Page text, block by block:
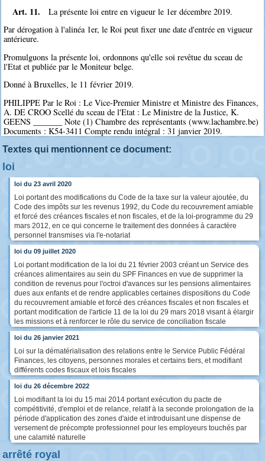
Art. 11.
La présente loi entre en vigueur le 1er décembre 2019.
Par dérogation à l'alinéa 1er, le Roi peut fixer une date d'entrée en vigueur
antérieure.
Promulguons la présente loi, ordonnons qu'elle soi revêtue du sceau de
l'Etat et publiée par le Moniteur belge.
Donné à Bruxelles, le 11 février 2019.
PHILIPPE Par le Roi : Le Vice-Premier Ministre et Ministre des Finances,
A. DE CROO Scellé du sceau de l'Etat : Le Ministre de la Justice, K.
GEENS _______ Note (1) Chambre des représentants (www.lachambre.be)
Documents : K54-3411 Compte rendu intégral : 31 janvier 2019.
Textes qui mentionnent ce document:
loi
loi du 23 avril 2020
Loi portant des modifications du Code de la taxe sur la valeur ajoutée, du
Code des impôts sur les revenus 1992, du Code du recouvrement amiable
et forcé des créances fiscales et non fiscales, et de la loi-programme du 29
mars 2012, en ce qui concerne le traitement des données à caractère
personnel transmises via l'e-notariat
loi du 09 juillet 2020
Loi portant modification de la loi du 21 février 2003 créant un Service des
créances alimentaires au sein du SPF Finances en vue de supprimer la
condition de revenus pour l'octroi d'avances sur les pensions alimentaires
dues aux enfants et de rendre applicables certaines dispositions du Code
du recouvrement amiable et forcé des créances fiscales et non fiscales et
portant modification de l'article 11 de la loi du 29 mars 2018 visant à élargir
les missions et à renforcer le rôle du service de conciliation fiscale
loi du 26 janvier 2021
Loi sur la dématérialisation des relations entre le Service Public Fédéral
Finances, les citoyens, personnes morales et certains tiers, et modifiant
différents codes fiscaux et lois fiscales
loi du 26 décembre 2022
Loi modifiant la loi du 15 mai 2014 portant exécution du pacte de
compétitivité, d'emploi et de relance, relatif à la seconde prolongation de la
période d'application des zones d'aide et introduisant une dispense de
versement de précompte professionnel pour les employeurs touchés par
une calamité naturelle
arrêté royal